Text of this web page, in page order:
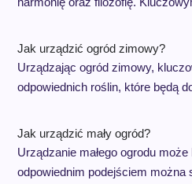
Jak urządzić ogród zimowy?
Urządzając ogród zimowy,
odpowiednich roślin, które będą
Jak urządzić mały ogród?
Urządzanie małego ogrodu
odpowiednim podejściem